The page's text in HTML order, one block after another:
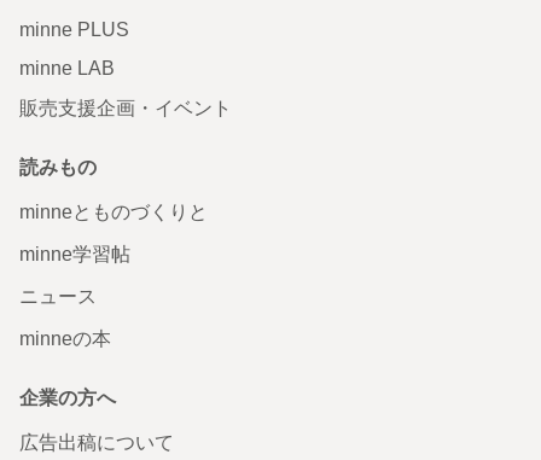
minne PLUS
minne LAB
販売支援企画・イベント
読みもの
minneとものづくりと
minne学習帖
ニュース
minneの本
企業の方へ
広告出稿について